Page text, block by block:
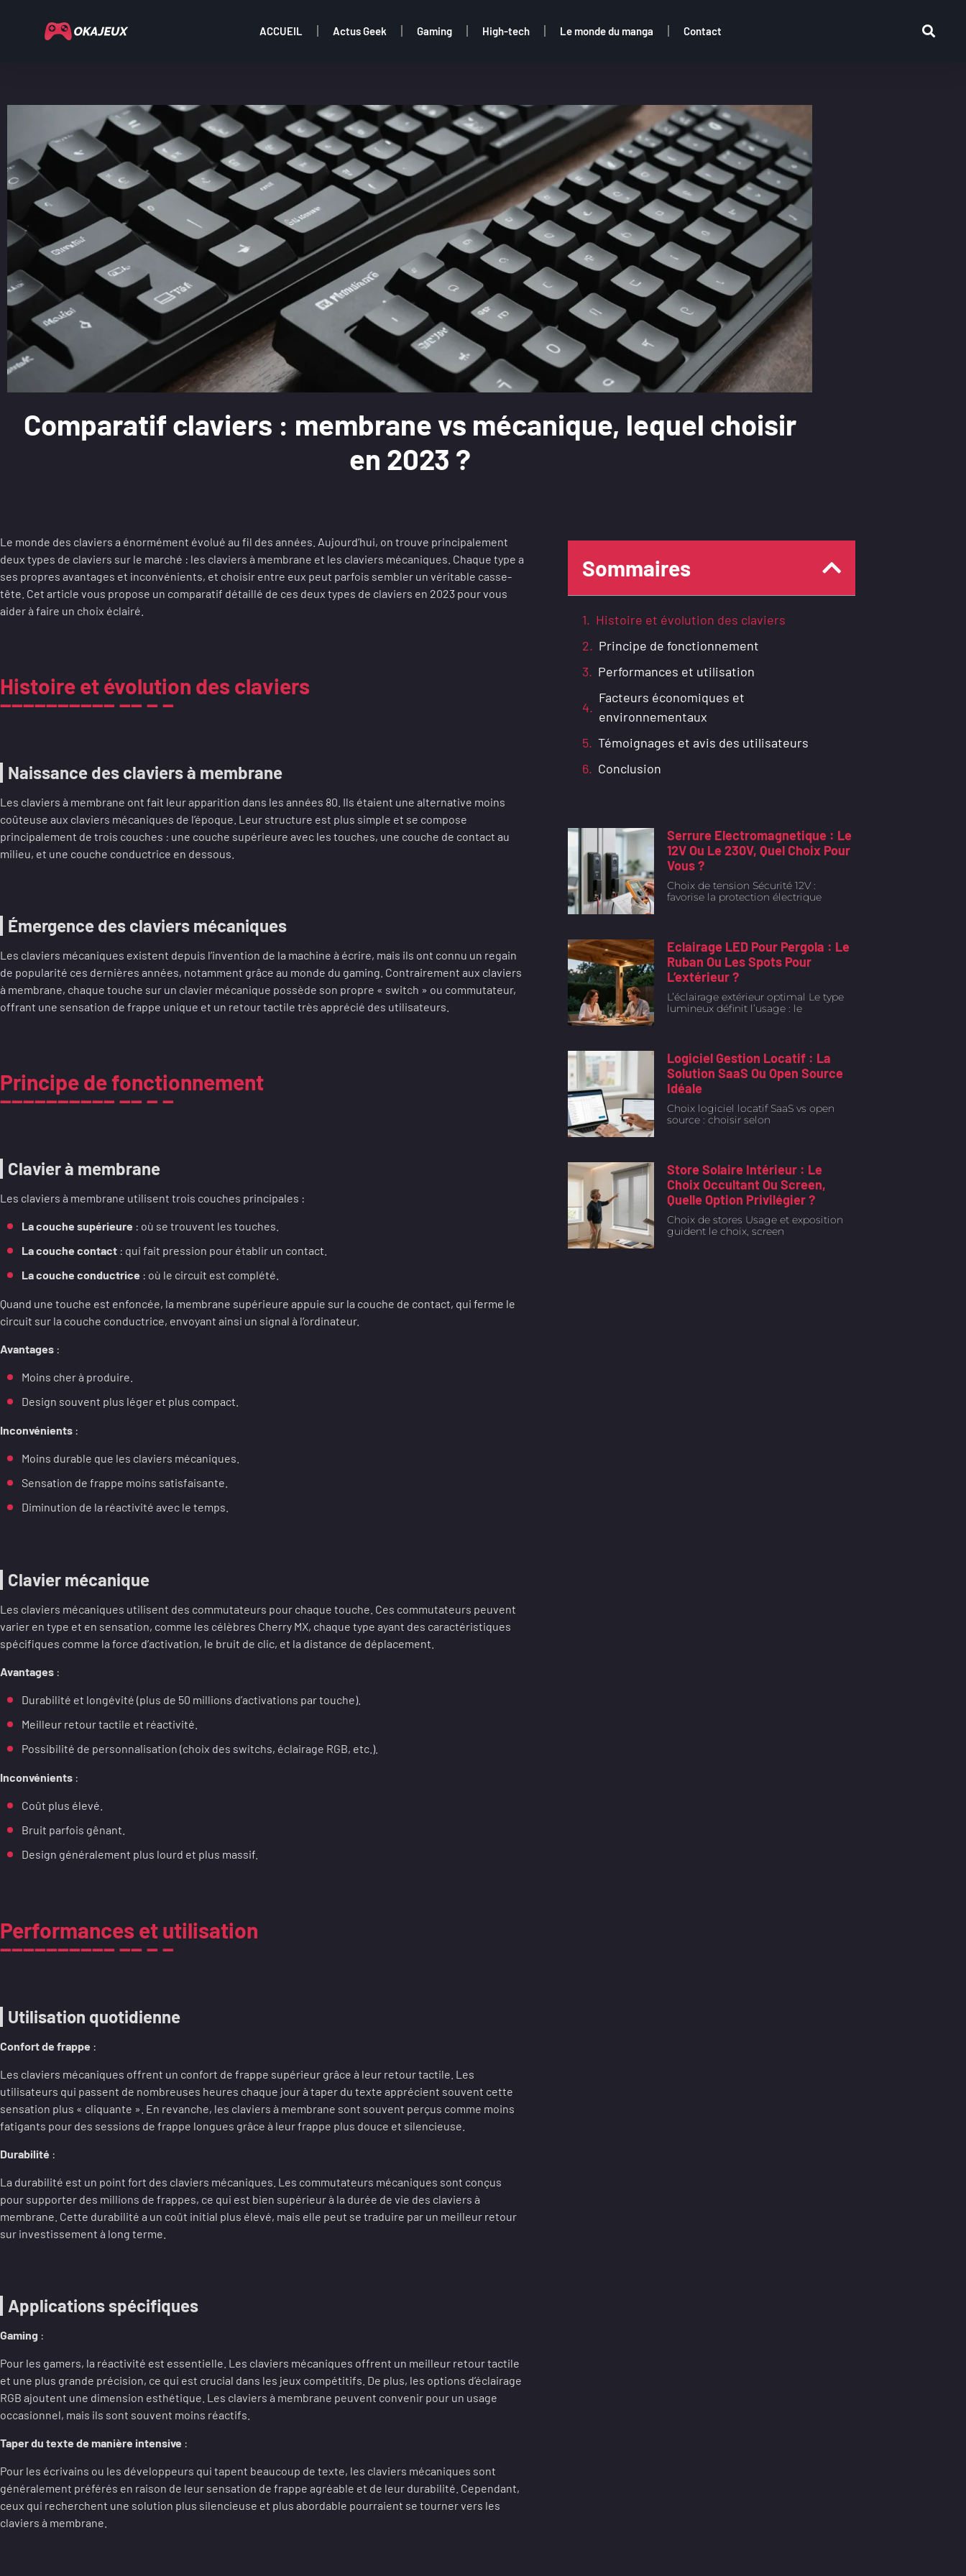
ACCUEIL Actus Geek Gaming High-tech Le monde du manga Contact
Comparatif claviers : membrane vs mécanique, lequel choisir
en 2023 ?
Le monde des claviers a énormément évolué au fil des années. Aujourd’hui, on trouve principalement
deux types de claviers sur le marché : les claviers à membrane et les claviers mécaniques. Chaque type a
ses propres avantages et inconvénients, et choisir entre eux peut parfois sembler un véritable casse-
tête. Cet article vous propose un comparatif détaillé de ces deux types de claviers en 2023 pour vous
aider à faire un choix éclairé.
Histoire et évolution des claviers
Naissance des claviers à membrane
Les claviers à membrane ont fait leur apparition dans les années 80. Ils étaient une alternative moins
coûteuse aux claviers mécaniques de l’époque. Leur structure est plus simple et se compose
principalement de trois couches : une couche supérieure avec les touches, une couche de contact au
milieu, et une couche conductrice en dessous.
Émergence des claviers mécaniques
Les claviers mécaniques existent depuis l’invention de la machine à écrire, mais ils ont connu un regain
de popularité ces dernières années, notamment grâce au monde du gaming. Contrairement aux claviers
à membrane, chaque touche sur un clavier mécanique possède son propre « switch » ou commutateur,
offrant une sensation de frappe unique et un retour tactile très apprécié des utilisateurs.
Principe de fonctionnement
Clavier à membrane
Les claviers à membrane utilisent trois couches principales :
La couche supérieure : où se trouvent les touches.
La couche contact : qui fait pression pour établir un contact.
La couche conductrice : où le circuit est complété.
Quand une touche est enfoncée, la membrane supérieure appuie sur la couche de contact, qui ferme le
circuit sur la couche conductrice, envoyant ainsi un signal à l’ordinateur.
Avantages :
Moins cher à produire.
Design souvent plus léger et plus compact.
Inconvénients :
Moins durable que les claviers mécaniques.
Sensation de frappe moins satisfaisante.
Diminution de la réactivité avec le temps.
Clavier mécanique
Les claviers mécaniques utilisent des commutateurs pour chaque touche. Ces commutateurs peuvent
varier en type et en sensation, comme les célèbres Cherry MX, chaque type ayant des caractéristiques
spécifiques comme la force d’activation, le bruit de clic, et la distance de déplacement.
Avantages :
Durabilité et longévité (plus de 50 millions d’activations par touche).
Meilleur retour tactile et réactivité.
Possibilité de personnalisation (choix des switchs, éclairage RGB, etc.).
Inconvénients :
Coût plus élevé.
Bruit parfois gênant.
Design généralement plus lourd et plus massif.
Performances et utilisation
Utilisation quotidienne
Confort de frappe :
Les claviers mécaniques offrent un confort de frappe supérieur grâce à leur retour tactile. Les
utilisateurs qui passent de nombreuses heures chaque jour à taper du texte apprécient souvent cette
sensation plus « cliquante ». En revanche, les claviers à membrane sont souvent perçus comme moins
fatigants pour des sessions de frappe longues grâce à leur frappe plus douce et silencieuse.
Durabilité :
La durabilité est un point fort des claviers mécaniques. Les commutateurs mécaniques sont conçus
pour supporter des millions de frappes, ce qui est bien supérieur à la durée de vie des claviers à
membrane. Cette durabilité a un coût initial plus élevé, mais elle peut se traduire par un meilleur retour
sur investissement à long terme.
Applications spécifiques
Gaming :
Pour les gamers, la réactivité est essentielle. Les claviers mécaniques offrent un meilleur retour tactile
et une plus grande précision, ce qui est crucial dans les jeux compétitifs. De plus, les options d’éclairage
RGB ajoutent une dimension esthétique. Les claviers à membrane peuvent convenir pour un usage
occasionnel, mais ils sont souvent moins réactifs.
Taper du texte de manière intensive :
Pour les écrivains ou les développeurs qui tapent beaucoup de texte, les claviers mécaniques sont
généralement préférés en raison de leur sensation de frappe agréable et de leur durabilité. Cependant,
ceux qui recherchent une solution plus silencieuse et plus abordable pourraient se tourner vers les
claviers à membrane.
Sommaires
Histoire et évolution des claviers
Principe de fonctionnement
Performances et utilisation
Facteurs économiques et
environnementaux
Témoignages et avis des utilisateurs
Conclusion
Serrure Electromagnetique : Le
12V Ou Le 230V, Quel Choix Pour
Vous ?
Choix de tension Sécurité 12V :
favorise la protection électrique
Eclairage LED Pour Pergola : Le
Ruban Ou Les Spots Pour
L’extérieur ?
L’éclairage extérieur optimal Le type
lumineux définit l’usage : le
Logiciel Gestion Locatif : La
Solution SaaS Ou Open Source
Idéale
Choix logiciel locatif SaaS vs open
source : choisir selon
Store Solaire Intérieur : Le
Choix Occultant Ou Screen,
Quelle Option Privilégier ?
Choix de stores Usage et exposition
guident le choix, screen